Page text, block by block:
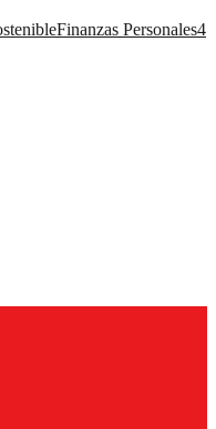
Finanzas Personales4